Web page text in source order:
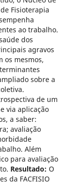
Fisioterapia
ao trabalho.
dos
agravos
os mesmos,
sobre a
de um
via aplicação
a saber:
avaliação
Além
para avaliação
Resultado: O
da FACFISIO